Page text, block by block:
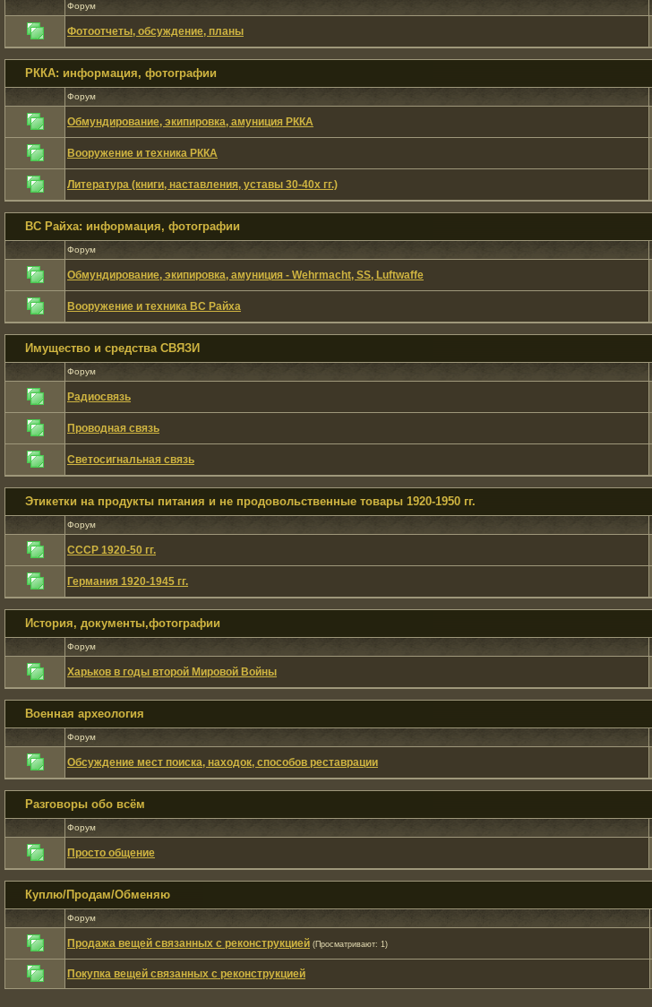
Форум
Фотоотчеты, обсуждение, планы
РККА: информация, фотографии
Форум
Обмундирование, экипировка, амуниция РККА
Вооружение и техника РККА
Литература (книги, наставления, уставы 30-40х гг.)
ВС Райха: информация, фотографии
Форум
Обмундирование, экипировка, амуниция - Wehrmacht, SS, Luftwaffe
Вооружение и техника ВС Райха
Имущество и средства СВЯЗИ
Форум
Радиосвязь
Проводная связь
Светосигнальная связь
Этикетки на продукты питания и не продовольственные товары 1920-1950 гг.
Форум
СССР 1920-50 гг.
Германия 1920-1945 гг.
История, документы,фотографии
Форум
Харьков в годы второй Мировой Войны
Военная археология
Форум
Обсуждение мест поиска, находок, способов реставрации
Разговоры обо всём
Форум
Просто общение
Куплю/Продам/Обменяю
Форум
Продажа вещей связанных с реконструкцией (Просматривают: 1)
Покупка вещей связанных с реконструкцией